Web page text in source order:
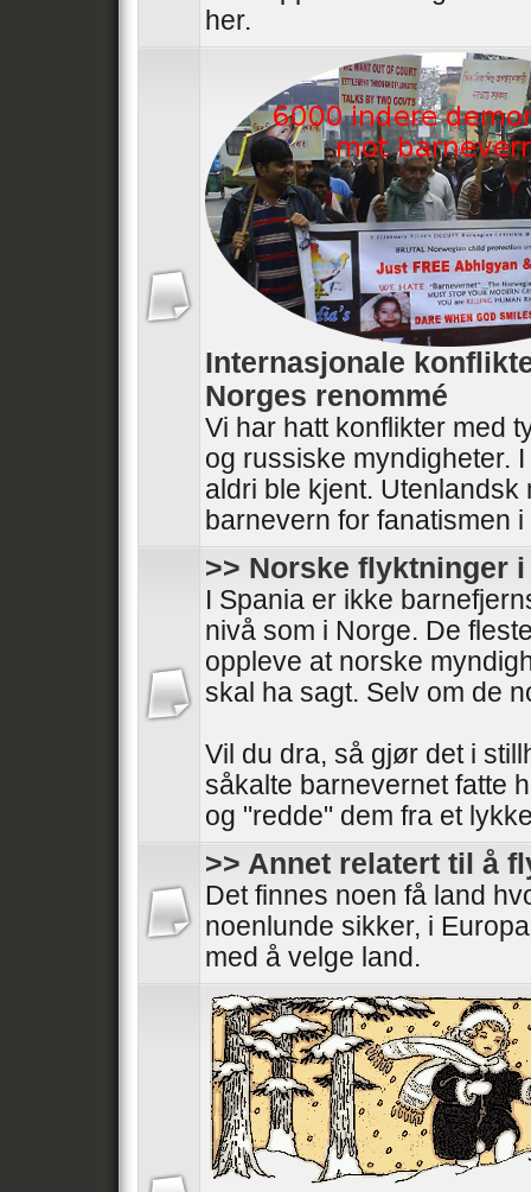
her.
Internasjonale
Norges renommé
Vi har hatt konflikter med
og russiske myndigheter.
aldri ble kjent.
barnevern for fanatismen
>> Norske flyktninger i
I Spania er ikke
nivå som i Norge. De
oppleve at norske
skal ha sagt. Selv om de
Vil du dra, så gjør det i
såkalte barnevernet fatte
og "redde" dem fra et
>> Annet relatert til å
Det finnes noen få land
noenlunde sikker, i
med å velge land.